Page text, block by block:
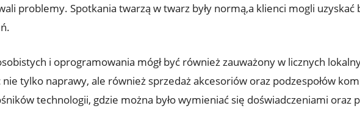
problemy. Spotkania twarzą w twarz były normą,a klienci mogli
i oprogramowania mógł być również zauważony w licznych
nie tylko naprawy, ale również sprzedaż akcesoriów oraz podzespołów
technologii, gdzie można było wymieniać się doświadczeniami oraz